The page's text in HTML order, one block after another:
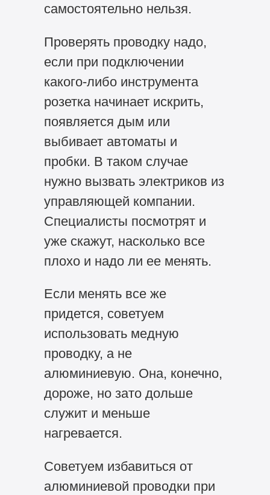
самостоятельно нельзя.
Проверять проводку надо,
если при подключении
какого-либо инструмента
розетка начинает искрить,
появляется дым или
выбивает автоматы и
пробки. В таком случае
нужно вызвать электриков из
управляющей компании.
Специалисты посмотрят и
уже скажут, насколько все
плохо и надо ли ее менять.
Если менять все же
придется, советуем
использовать медную
проводку, а не
алюминиевую. Она, конечно,
дороже, но зато дольше
служит и меньше
нагревается.
Советуем избавиться от
алюминиевой проводки при